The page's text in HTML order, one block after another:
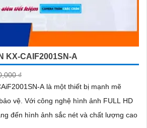
KX-CAIF2001SN-A
₫
A là một thiết bị mạnh mẽ
ảnh FULL HD
đến hình ảnh sắc nét và chất lượng cao